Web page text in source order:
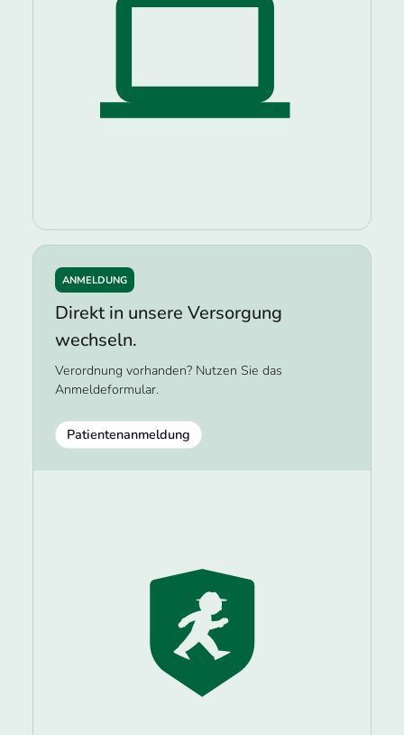
ANMELDUNG
Direkt in unsere Versorgung
wechseln.
Verordnung vorhanden? Nutzen Sie das
Anmeldeformular.
Patientenanmeldung